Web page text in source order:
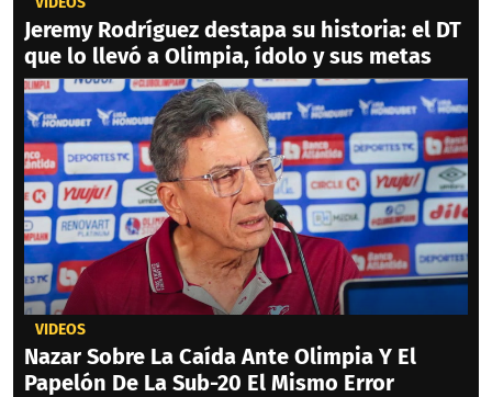
Jeremy Rodríguez destapa su historia: el DT
que lo llevó a Olimpia, ídolo y sus metas
VIDEOS
Nazar Sobre La Caída Ante Olimpia Y El
Papelón De La Sub-20 El Mismo Error